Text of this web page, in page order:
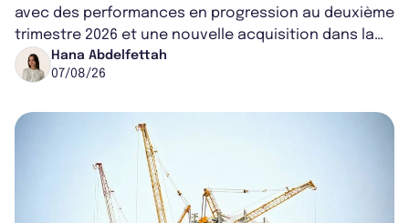
avec des performances en progression au deuxième
trimestre 2026 et une nouvelle acquisition dans la
région de Chicago. Entre hausse de...
Hana Abdelfettah
07/08/26